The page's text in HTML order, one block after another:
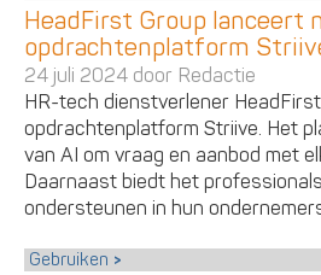
HeadFirst Group lanceert
opdrachtenplatform
24 juli 2024 door Redactie
HR-tech dienstverlener
opdrachtenplatform Striive. Het
van AI om vraag en aanbod met
Daarnaast biedt het
ondersteunen in hun
Gebruiken